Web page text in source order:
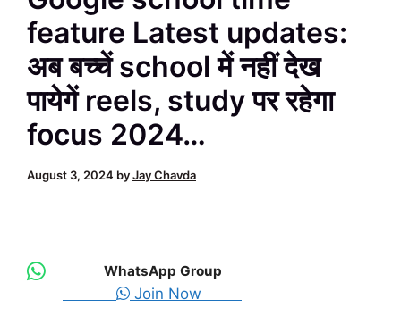
feature Latest updates:
अब बच्चें school में नहीं देख
पायेगें reels, study पर रहेगा
focus 2024…
August 3, 2024 byJay Chavda
WhatsApp Group
Join Now